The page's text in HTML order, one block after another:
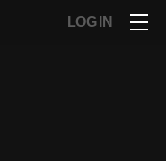
LOG IN